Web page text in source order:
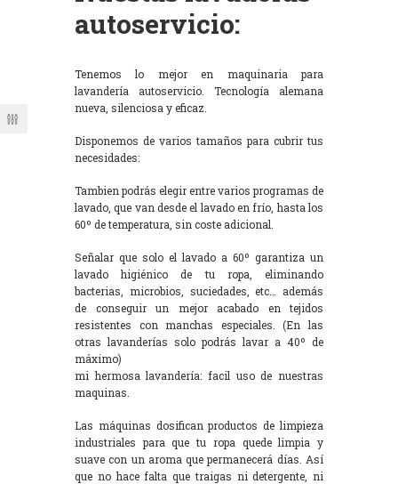
autoservicio:
Tenemos lo mejor en maquinaria para
lavandería autoservicio. Tecnología alemana
nueva, silenciosa y eficaz.
Disponemos de varios tamaños para cubrir tus
necesidades:
Tambien podrás elegir entre varios programas de
lavado, que van desde el lavado en frío, hasta los
60º de temperatura, sin coste adicional.
Señalar que solo el lavado a 60º garantiza un
lavado higiénico de tu ropa, eliminando
bacterias, microbios, suciedades, etc… además
de conseguir un mejor acabado en tejidos
resistentes con manchas especiales. (En las
otras lavanderías solo podrás lavar a 40º de
máximo)
mi hermosa lavandería: facil uso de nuestras
maquinas.
Las máquinas dosifican productos de limpieza
industriales para que tu ropa quede limpia y
suave con un aroma que permanecerá días. Así
que no hace falta que traigas ni detergente, ni